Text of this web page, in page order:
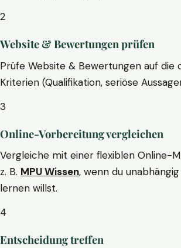
2
Website & Bewertungen prüfen
Prüfe Website & Bewertungen auf die
Kriterien (Qualifikation, seriöse
3
Online-Vorbereitung vergleichen
Vergleiche mit einer flexiblen Online-
z. B. MPU Wissen, wenn du
lernen willst.
4
Entscheidung treffen